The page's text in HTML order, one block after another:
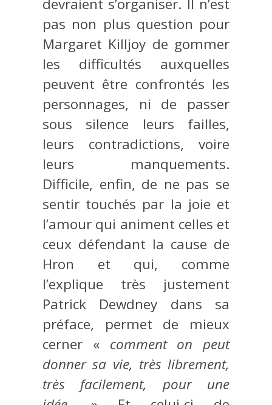
devraient s’organiser. Il n’est
pas non plus question pour
Margaret Killjoy de gommer
les difficultés auxquelles
peuvent être confrontés les
personnages, ni de passer
sous silence leurs failles,
leurs contradictions, voire
leurs manquements.
Difficile, enfin, de ne pas se
sentir touchés par la joie et
l’amour qui animent celles et
ceux défendant la cause de
Hron et qui, comme
l’explique très justement
Patrick Dewdney dans sa
préface, permet de mieux
cerner « comment on peut
donner sa vie, très librement,
très facilement, pour une